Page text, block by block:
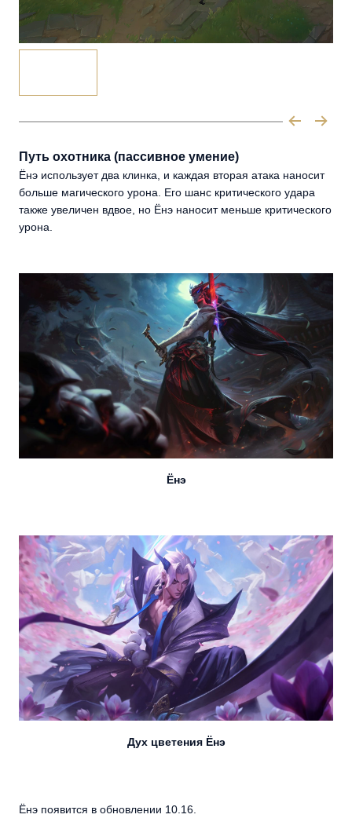
Путь охотника (пассивное умение)
Ёнэ использует два клинка, и каждая вторая атака наносит
больше магического урона. Его шанс критического удара
также увеличен вдвое, но Ёнэ наносит меньше критического
урона.
Ёнэ
Дух цветения Ёнэ
Ёнэ появится в обновлении 10.16.